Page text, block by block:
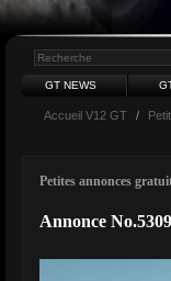
GT NEWS
Accueil V12 GT /
Petites annonces
Annonce